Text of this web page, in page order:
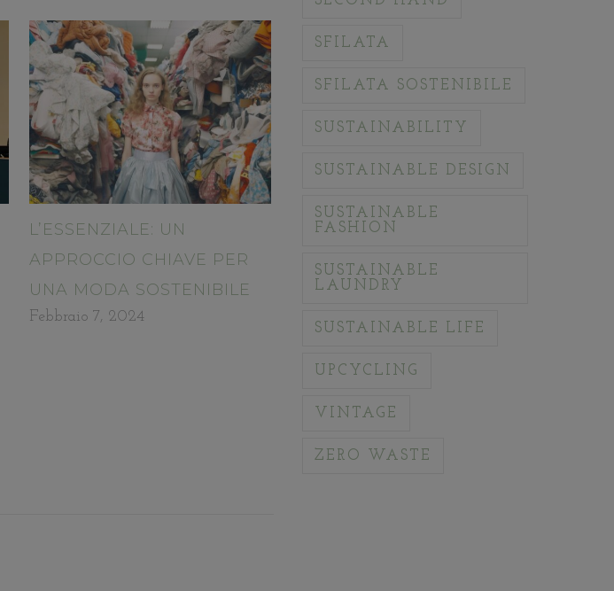
L’ESSENZIALE: UN
APPROCCIO CHIAVE PER
UNA MODA SOSTENIBILE
Febbraio 7, 2024
SFILATA
SFILATA SOSTENIBILE
SUSTAINABILITY
SUSTAINABLE DESIGN
SUSTAINABLE
FASHION
SUSTAINABLE
LAUNDRY
SUSTAINABLE LIFE
UPCYCLING
VINTAGE
ZERO WASTE